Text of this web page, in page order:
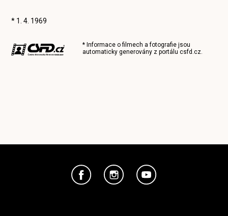
* 1. 4. 1969
* Informace o filmech a fotografie jsou
automaticky generovány z portálucsfd.cz.